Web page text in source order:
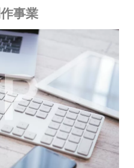
いては、以下までご連絡く
事業